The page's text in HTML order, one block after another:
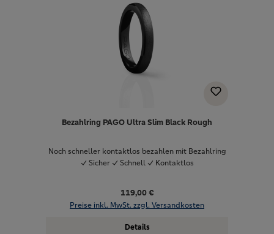
Bezahlring PAGO Ultra Slim Black Rough
Noch schneller kontaktlos bezahlen mit Bezahlring
✓ Sicher ✓ Schnell ✓ Kontaktlos
119,00 €
Preise inkl. MwSt. zzgl. Versandkosten
Details